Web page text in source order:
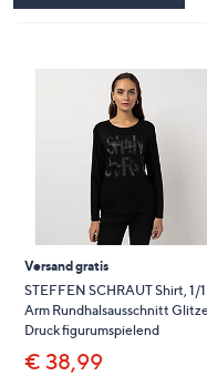
Versand gratis
STEFFEN SCHRAUT Shirt, 1/1
Arm Rundhalsausschnitt
Druck figurumspielend
€ 38,99